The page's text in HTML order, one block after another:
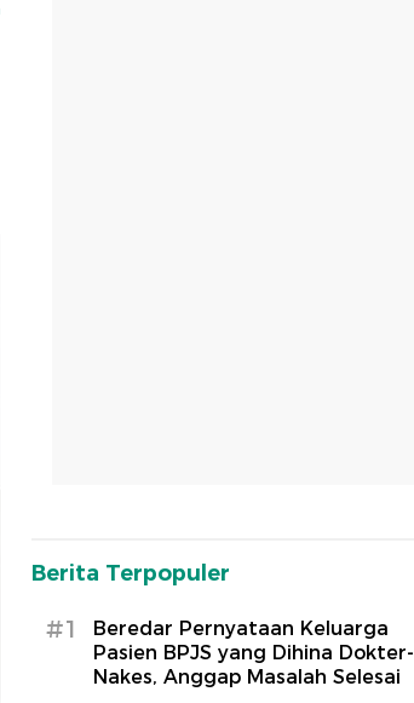
Berita Terpopuler
#1
Beredar Pernyataan Keluarga
Pasien BPJS yang Dihina Dokter-
Nakes, Anggap Masalah Selesai